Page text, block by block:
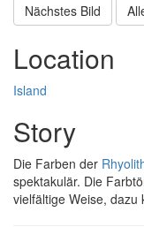
Nächstes Bild
Location
Island
Story
Die Farben der
spektakulär. Die
vielfältige Weise,